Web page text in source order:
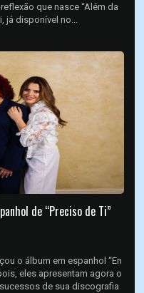
que nasce “Além da
já disponível no...
de “Preciso de Ti”
o álbum em espanhol “En
eles apresentam agora o
de sua discografia